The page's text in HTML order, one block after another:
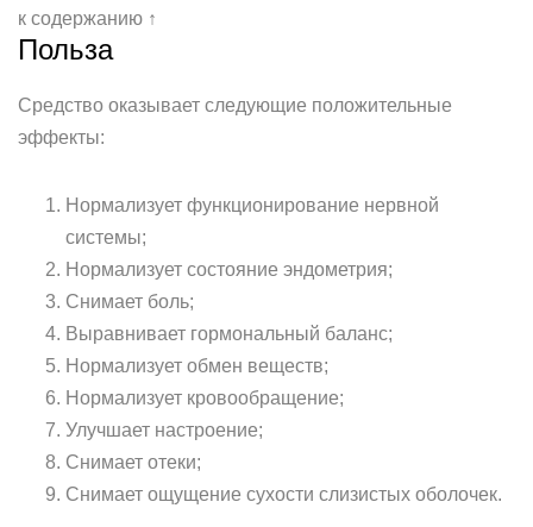
к содержанию ↑
Польза
Средство оказывает следующие положительные
эффекты:
Нормализует функционирование нервной
системы;
Нормализует состояние эндометрия;
Снимает боль;
Выравнивает гормональный баланс;
Нормализует обмен веществ;
Нормализует кровообращение;
Улучшает настроение;
Снимает отеки;
Снимает ощущение сухости слизистых оболочек.